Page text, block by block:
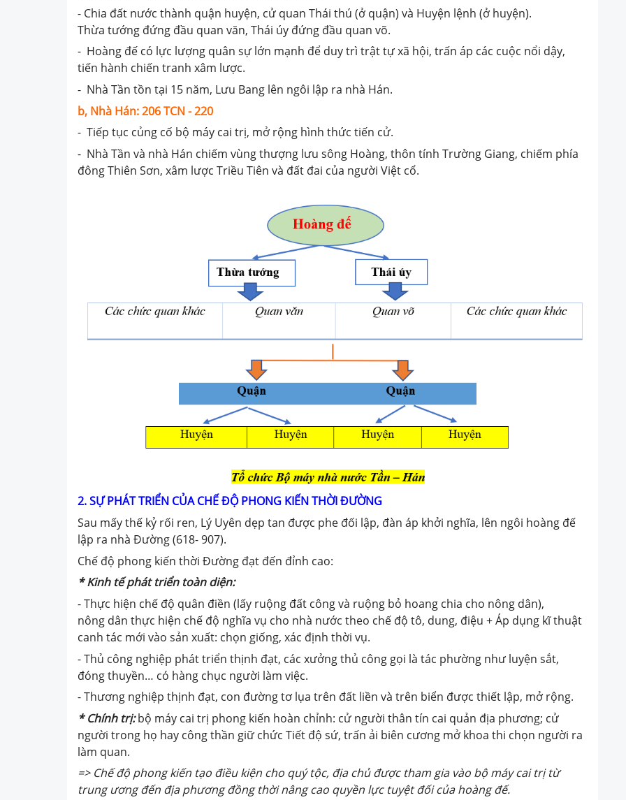
- Chia đất nước thành quận huyện, cử quan Thái thú (ở quận) và Huyện lệnh (ở huyện).
Thừa tướng đứng đầu quan văn, Thái úy đứng đầu quan võ.
- Hoàng đế có lực lượng quân sự lớn mạnh để duy trì trật tự xã hội, trấn áp các cuộc nổi dậy,
tiến hành chiến tranh xâm lược.
- Nhà Tần tồn tại 15 năm, Lưu Bang lên ngôi lập ra nhà Hán.
b, Nhà Hán: 206 TCN - 220
- Tiếp tục củng cố bộ máy cai trị, mở rộng hình thức tiến cử.
- Nhà Tần và nhà Hán chiếm vùng thượng lưu sông Hoàng, thôn tính Trường Giang, chiếm phía
đông Thiên Sơn, xâm lược Triều Tiên và đất đai của người Việt cổ.
2. SỰ PHÁT TRIỂN CỦA CHẾ ĐỘ PHONG KIẾN THỜI ĐƯỜNG
Sau mấy thế kỷ rối ren, Lý Uyên dẹp tan được phe đối lập, đàn áp khởi nghĩa, lên ngôi hoàng đế
lập ra nhà Đường (618- 907).
Chế độ phong kiến thời Đường đạt đến đỉnh cao:
* Kinh tế phát triển toàn diện:
- Thực hiện chế độ quân điền (lấy ruộng đất công và ruộng bỏ hoang chia cho nông dân),
nông dân thực hiện chế độ nghĩa vụ cho nhà nước theo chế độ tô, dung, điệu + Áp dụng kĩ thuật
canh tác mới vào sản xuất: chọn giống, xác định thời vụ.
- Thủ công nghiệp phát triển thịnh đạt, các xưởng thủ công gọi là tác phường như luyện sắt,
đóng thuyền… có hàng chục người làm việc.
- Thương nghiệp thịnh đạt, con đường tơ lụa trên đất liền và trên biển được thiết lập, mở rộng.
* Chính trị:bộ máy cai trị phong kiến hoàn chỉnh: cử người thân tín cai quản địa phương; cử
người trong họ hay công thần giữ chức Tiết độ sứ, trấn ải biên cương mở khoa thi chọn người ra
làm quan.
=> Chế độ phong kiến tạo điều kiện cho quý tộc, địa chủ được tham gia vào bộ máy cai trị từ
trung ương đến địa phương đồng thời nâng cao quyền lực tuyệt đối của hoàng đế.